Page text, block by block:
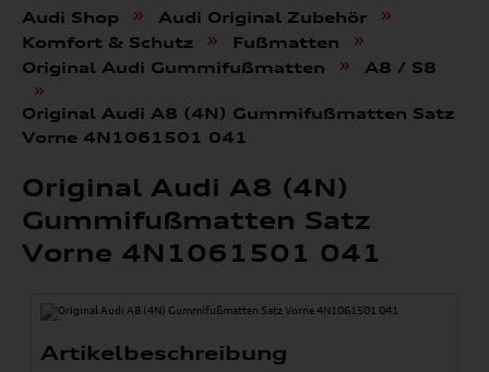
Audi Shop » Audi Original Zubehör »
Komfort & Schutz » Fußmatten »
Original Audi Gummifußmatten » A8 / S8
»
Original Audi A8 (4N) Gummifußmatten Satz
Vorne 4N1061501 041
Original Audi A8 (4N)
Gummifußmatten Satz
Vorne 4N1061501 041
Artikelbeschreibung